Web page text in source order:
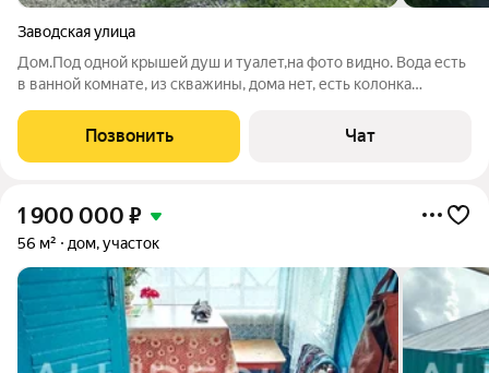
Заводская улица
Дом.Под одной крышей душ и туалет,на фото видно. Вода есть
в ванной комнате, из скважины, дома нет, есть колонка
большой участок.
Позвонить Чат
1 900 000 ₽
56 м² дом, участок